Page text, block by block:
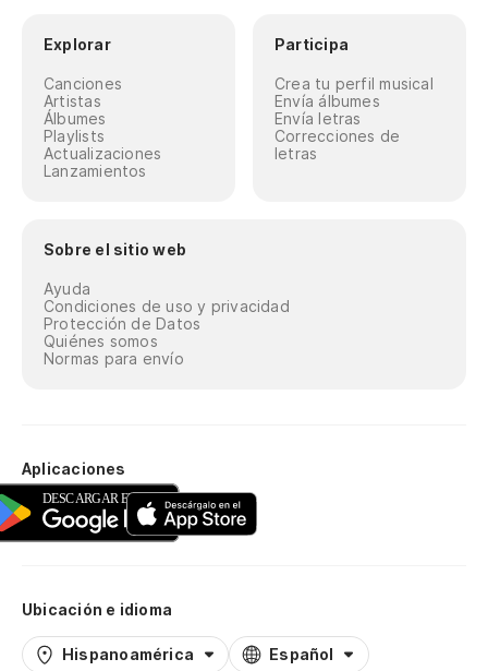
Explorar
Canciones
Artistas
Álbumes
Playlists
Actualizaciones
Lanzamientos
Participa
Crea tu perfil musical
Envía álbumes
Envía letras
Correcciones de
letras
Sobre el sitio web
Ayuda
Condiciones de uso y privacidad
Protección de Datos
Quiénes somos
Normas para envío
Aplicaciones
Ubicación e idioma
Hispanoamérica Español